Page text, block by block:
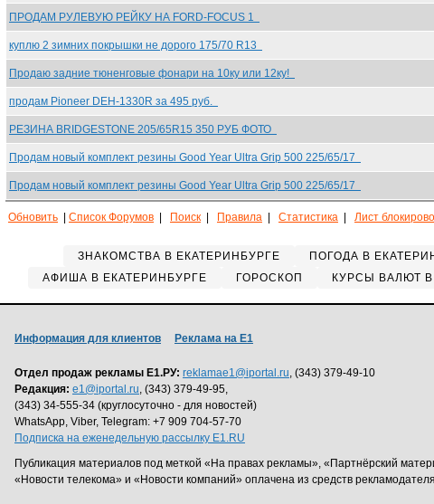
ПРОДАМ РУЛЕВУЮ РЕЙКУ НА FORD-FOCUS 1
куплю 2 зимних покрышки не дорого 175/70 R13
Продаю задние тюненговые фонари на 10ку или 12ку!
продам Pioneer DEH-1330R за 495 руб.
РЕЗИНА BRIDGESTONE 205/65R15 350 РУБ ФОТО
Продам новый комплект резины Good Year Ultra Grip 500 225/65/17
Продам новый комплект резины Good Year Ultra Grip 500 225/65/17
Обновить Список Форумов Поиск Правила Статистика Лист
ЗНАКОМСТВА В ЕКАТЕРИНБУРГЕ ПОГОДА В
АФИША В ЕКАТЕРИНБУРГЕ
ГОРОСКОП КУРСЫ ВАЛЮТ
Информация для клиентов Реклама на Е1
Отдел продаж рекламы Е1.РУ: reklamae1@iportal.ru, (343) 379-49-10
Редакция: e1@iportal.ru, (343) 379-49-95,
(343) 34-555-34 (круглосуточно - для новостей)
WhatsApp, Viber, Telegram: +7 909 704-57-70
Подписка на еженедельную рассылку E1.RU
Публикация материалов под меткой «На правах рекламы», «Партнёрский
«Новости телекома» и «Новости компаний» оплачена из средств рекламодателя